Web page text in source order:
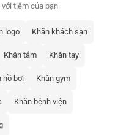
tiệm của bạn
logo Khăn khách sạn
Khăn tắm Khăn tay
hồ bơi Khăn gym
Khăn bệnh viện